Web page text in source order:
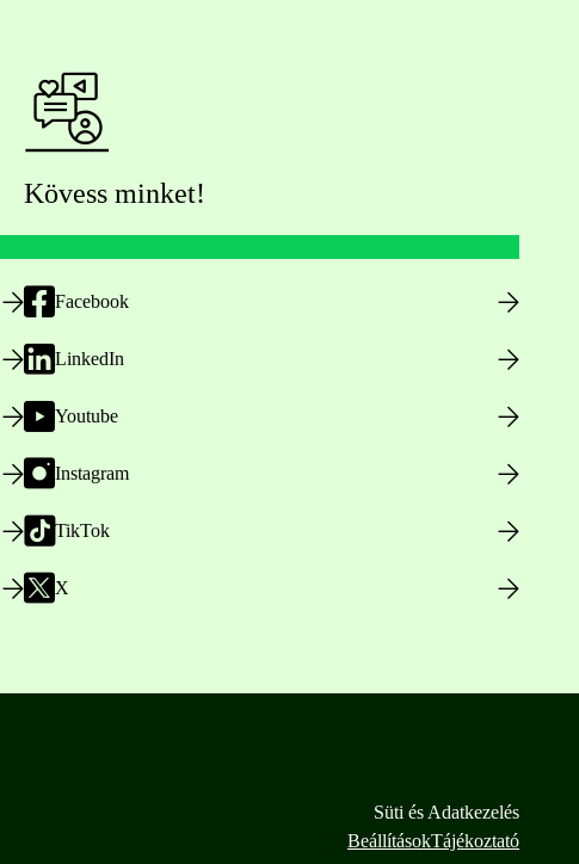
Kövess minket!
Facebook
LinkedIn
Youtube
Instagram
TikTok
X
Süti és Adatkezelés
BeállításokTájékoztató